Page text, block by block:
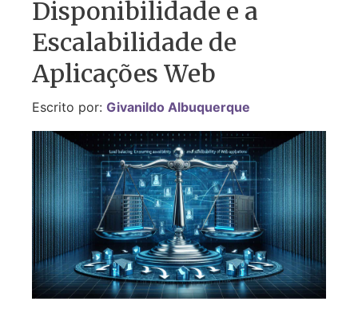
Disponibilidade e a
Escalabilidade de
Aplicações Web
Escrito por: Givanildo Albuquerque